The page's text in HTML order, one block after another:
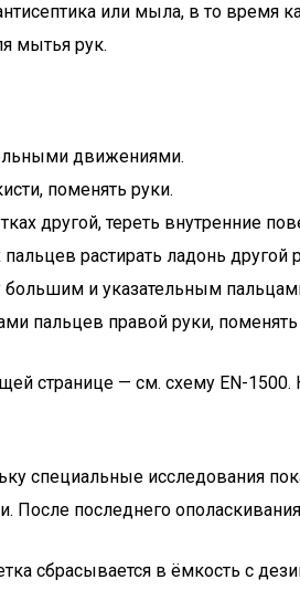
или мыла, в то время
мытья рук.
движениями.
поменять руки.
другой, тереть внутренние
растирать ладонь другой
и указательным
пальцев правой руки, поменять
— см. схему EN-1500.
специальные исследования
После последнего
сбрасывается в ёмкость с